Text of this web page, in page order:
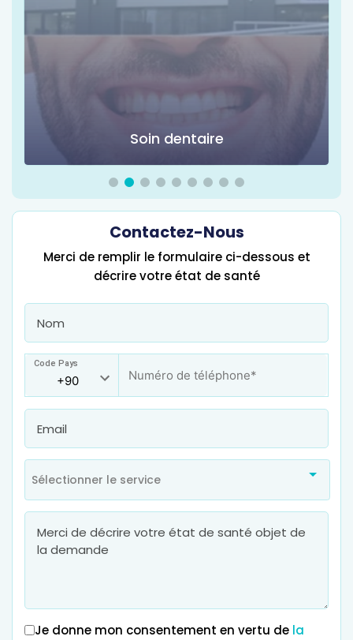
Soin dentaire
Contactez-Nous
Merci de remplir le formulaire ci-dessous et
décrire votre état de santé
Code Pays
Sélectionner le service
Je donne mon consentement en vertu de la